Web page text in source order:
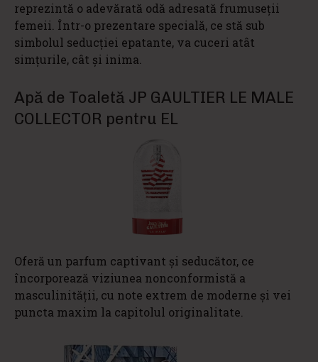
reprezintă o adevărată odă adresată frumuseții
femeii. Într-o prezentare specială, ce stă sub
simbolul seducției epatante, va cuceri atât
simțurile, cât și inima.
Apă de Toaletă JP GAULTIER LE MALE
COLLECTOR pentru EL
Oferă un parfum captivant și seducător, ce
încorporează viziunea nonconformistă a
masculinității, cu note extrem de moderne și vei
puncta maxim la capitolul originalitate.